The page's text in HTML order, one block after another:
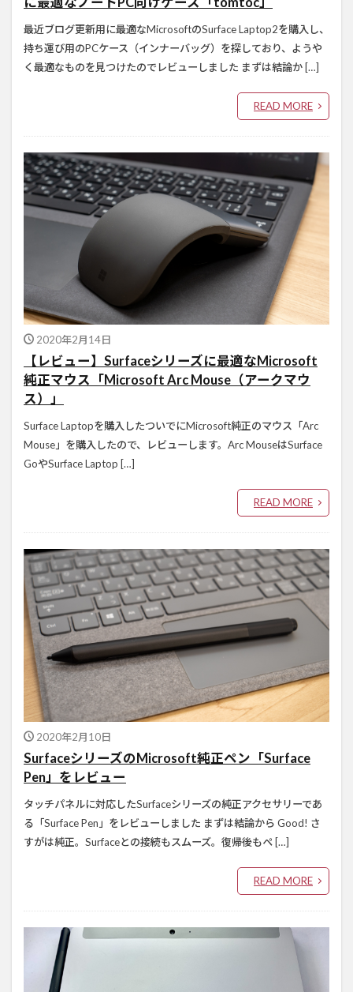
最近ブログ更新用に最適なMicrosoftのSurface Laptop2を購入し、
持ち運び用のPCケース（インナーバッグ）を探しており、ようや
く最適なものを見つけたのでレビューしました まずは結論か […]
READ MORE
2020年2月14日
【レビュー】Surfaceシリーズに最適なMicrosoft
純正マウス「Microsoft Arc Mouse（アークマウ
ス）」
Surface Laptopを購入したついでにMicrosoft純正のマウス「Arc
Mouse」を購入したので、レビューします。Arc MouseはSurface
GoやSurface Laptop […]
READ MORE
2020年2月10日
SurfaceシリーズのMicrosoft純正ペン「Surface
Pen」をレビュー
タッチパネルに対応したSurfaceシリーズの純正アクセサリーであ
る「Surface Pen」をレビューしました まずは結論から Good! さ
すがは純正。Surfaceとの接続もスムーズ。復帰後もペ […]
READ MORE